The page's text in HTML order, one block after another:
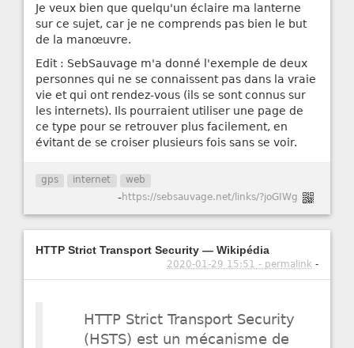
Je veux bien que quelqu'un éclaire ma lanterne
sur ce sujet, car je ne comprends pas bien le but
de la manœuvre.
Edit : SebSauvage m'a donné l'exemple de deux
personnes qui ne se connaissent pas dans la vraie
vie et qui ont rendez-vous (ils se sont connus sur
les internets). Ils pourraient utiliser une page de
ce type pour se retrouver plus facilement, en
évitant de se croiser plusieurs fois sans se voir.
gps internet web
-https://sebsauvage.net/links/?joGIWg
HTTP Strict Transport Security — Wikipédia
2020-01-29 15:51 - permalink -
HTTP Strict Transport Security
(HSTS) est un mécanisme de